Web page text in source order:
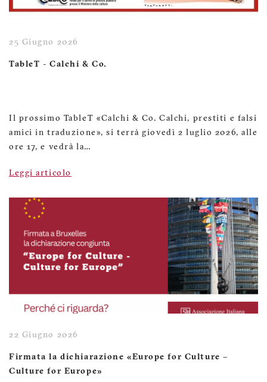
25 Giugno 2026
TableT - Calchi & Co.
Il prossimo TableT «Calchi & Co. Calchi, prestiti e falsi
amici in traduzione», si terrà giovedì 2 luglio 2026, alle
ore 17, e vedrà la…
Leggi articolo
22 Giugno 2026
Firmata la dichiarazione «Europe for Culture –
Culture for Europe»